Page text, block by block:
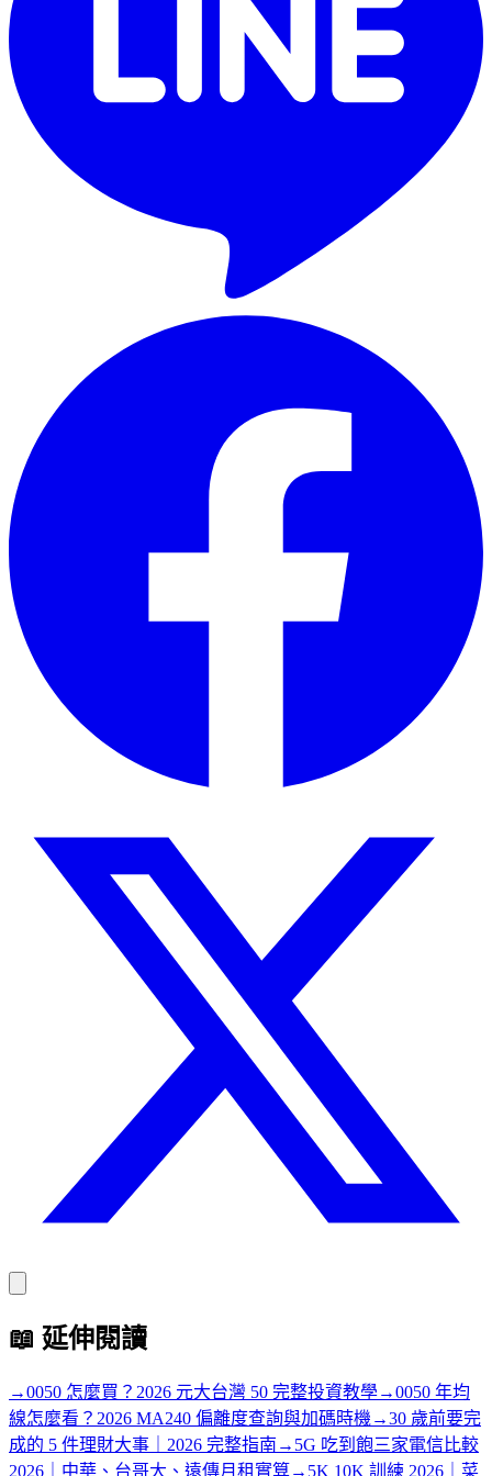
📖 延伸閱讀
→0050 怎麼買？2026 元大台灣 50 完整投資教學→0050 年均
線怎麼看？2026 MA240 偏離度查詢與加碼時機 →30 歲前要完
成的 5 件理財大事｜2026 完整指南 → 5G 吃到飽三家電信比較
2026｜中華、台哥大、遠傳月租實算→ 5K 10K 訓練 2026｜菜